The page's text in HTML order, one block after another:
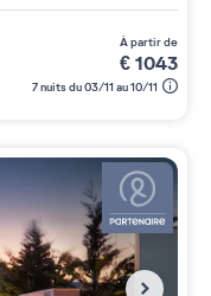
à partir de
€1043
7 nuits du 03/11 au 10/11